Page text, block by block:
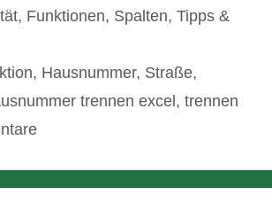
, Funktionen, Spalten, Tipps &
, Hausnummer, Straße,
trennen excel, trennen